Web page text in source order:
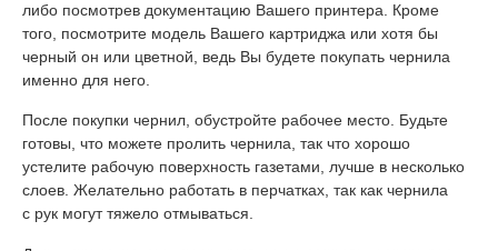
либо посмотрев документацию Вашего принтера. Кроме
того, посмотрите модель Вашего картриджа или хотя бы
черный он или цветной, ведь Вы будете покупать чернила
именно для него.
После покупки чернил, обустройте рабочее место. Будьте
готовы, что можете пролить чернила, так что хорошо
устелите рабочую поверхность газетами, лучше в несколько
слоев. Желательно работать в перчатках, так как чернила
с рук могут тяжело отмываться.